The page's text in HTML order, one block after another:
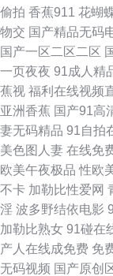
在线 东京热99 九九
美女在线观看 97色
美老女人另类 日韩
6666 韩国美女被插
拍超碰 波多野吉衣
韩三级中文字幕 伊人
司机色狼影院 人人
偷拍 香蕉911 花蝴
物交 国产精品无码
国产一区二区二区
一页夜夜 91成人精
蕉视 福利在线视频
亚洲香蕉 国产91高
妻无码精品 91自拍
美色图人妻 在线免
欧美午夜极品 性欧
不卡 加勒比性爱网
淫 波多野结依电影
加勒比熟女 91碰在
产人在线成免费 免
无码视频 国产原创